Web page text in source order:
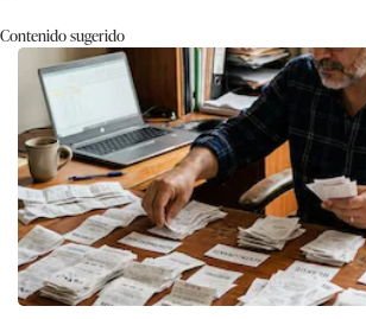
Contenido sugerido